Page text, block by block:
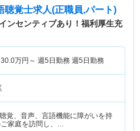
聴覚士求人(正職員,パート)
ンセンティブあり！福利厚生充
30.0万円～ 週5日勤務 週5日勤務
聴覚、音声、言語機能に障がいを持
家庭を訪問し、…